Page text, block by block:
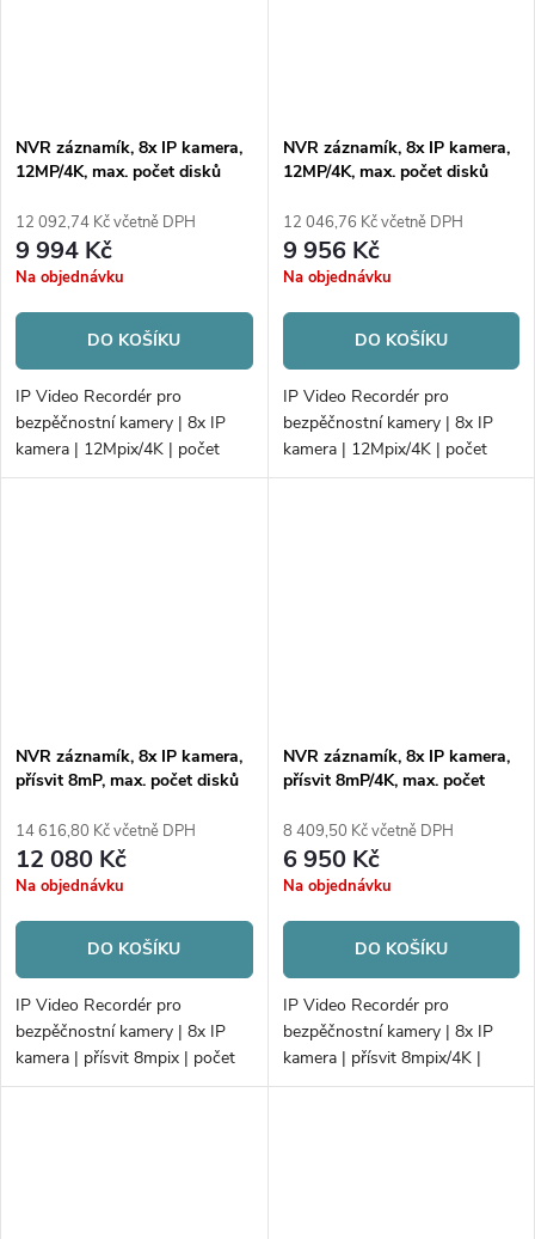
NVR záznamík, 8x IP kamera,
12MP/4K, max. počet disků
12 092,74 Kč včetně DPH
9 994 Kč
Na objednávku
DO KOŠÍKU
IP Video Recordér pro
bezpěčnostní kamery | 8x IP
kamera | 12Mpix/4K | počet
disků 2xHDD | 80 Mbps/256
NVR záznamík, 8x IP kamera,
12MP/4K, max. počet disků
12 046,76 Kč včetně DPH
9 956 Kč
Na objednávku
DO KOŠÍKU
IP Video Recordér pro
bezpěčnostní kamery | 8x IP
kamera | 12Mpix/4K | počet
disků 2xHDD | 80 Mbps/256
NVR záznamík, 8x IP kamera,
přísvit 8mP, max. počet disků
14 616,80 Kč včetně DPH
12 080 Kč
Na objednávku
DO KOŠÍKU
IP Video Recordér pro
bezpěčnostní kamery | 8x IP
kamera | přísvit 8mpix | počet
disků 1x HDD | 80 Mbps/80
NVR záznamík, 8x IP kamera,
přísvit 8mP/4K, max. počet
8 409,50 Kč včetně DPH
6 950 Kč
Na objednávku
DO KOŠÍKU
IP Video Recordér pro
bezpěčnostní kamery | 8x IP
kamera | přísvit 8mpix/4K |
počet disků 1xHDD |